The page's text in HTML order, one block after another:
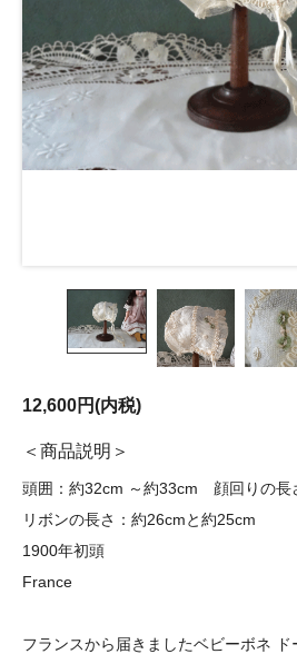
12,600円(内税)
商品説明
頭囲：約32cm ～約33cm 顔回りの長
リボンの長さ：約26cmと約25cm
1900年初頭
France
フランスから届きましたベビーボネ ド